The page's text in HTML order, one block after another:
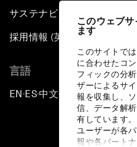
このウェブ
ます
このサイトで
に合わせたコ
フィックの分
ザーによるサ
報を収集し、
信、データ解
有しています
ユーザーが各
報や各パート
サステナビリティへの取り組
採用情報 (英語のみ)
言語
EN ▪ES▪中文▪ 日本語